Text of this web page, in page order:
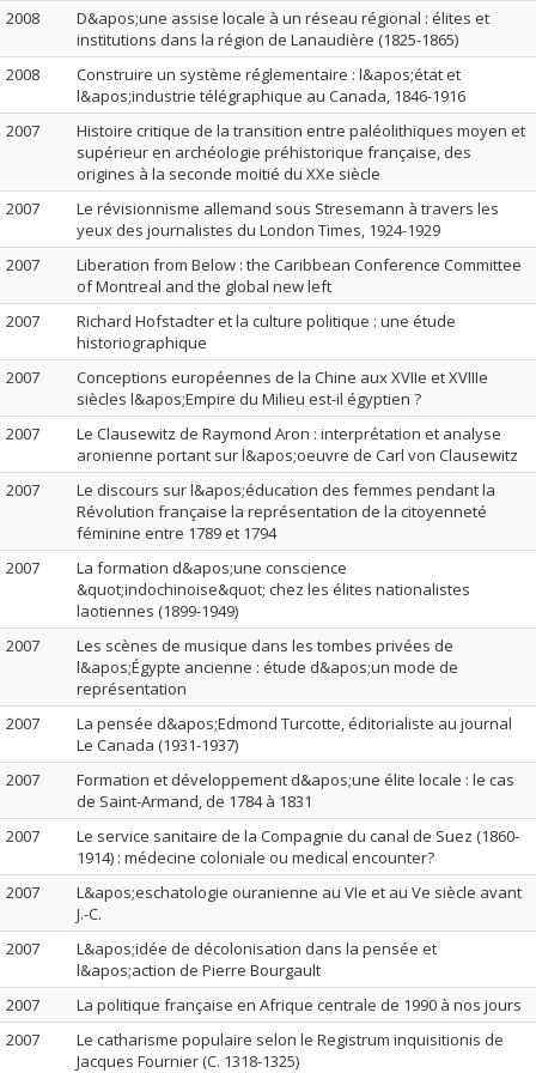
2008
D&apos;une assise locale à un réseau régional : élites et
institutions dans la région de Lanaudière (1825-1865)
2008
Construire un système réglementaire : l&apos;état et
l&apos;industrie télégraphique au Canada, 1846-1916
2007
Histoire critique de la transition entre paléolithiques moyen et
supérieur en archéologie préhistorique française, des
origines à la seconde moitié du XXe siècle
2007
Le révisionnisme allemand sous Stresemann à travers les
yeux des journalistes du London Times, 1924-1929
2007
Liberation from Below : the Caribbean Conference Committee
of Montreal and the global new left
2007
Richard Hofstadter et la culture politique : une étude
historiographique
2007
Conceptions européennes de la Chine aux XVIIe et XVIIIe
siècles l&apos;Empire du Milieu est-il égyptien ?
2007
Le Clausewitz de Raymond Aron : interprétation et analyse
aronienne portant sur l&apos;oeuvre de Carl von Clausewitz
2007
Le discours sur l&apos;éducation des femmes pendant la
Révolution française la représentation de la citoyenneté
féminine entre 1789 et 1794
2007
La formation d&apos;une conscience
&quot;indochinoise&quot; chez les élites nationalistes
laotiennes (1899-1949)
2007
Les scènes de musique dans les tombes privées de
l&apos;Égypte ancienne : étude d&apos;un mode de
représentation
2007
La pensée d&apos;Edmond Turcotte, éditorialiste au journal
Le Canada (1931-1937)
2007
Formation et développement d&apos;une élite locale : le cas
de Saint-Armand, de 1784 à 1831
2007
Le service sanitaire de la Compagnie du canal de Suez (1860-
1914) : médecine coloniale ou medical encounter?
2007
L&apos;eschatologie ouranienne au VIe et au Ve siècle avant
J.-C.
2007
L&apos;idée de décolonisation dans la pensée et
l&apos;action de Pierre Bourgault
2007
La politique française en Afrique centrale de 1990 à nos jours
2007
Le catharisme populaire selon le Registrum inquisitionis de
Jacques Fournier (C. 1318-1325)